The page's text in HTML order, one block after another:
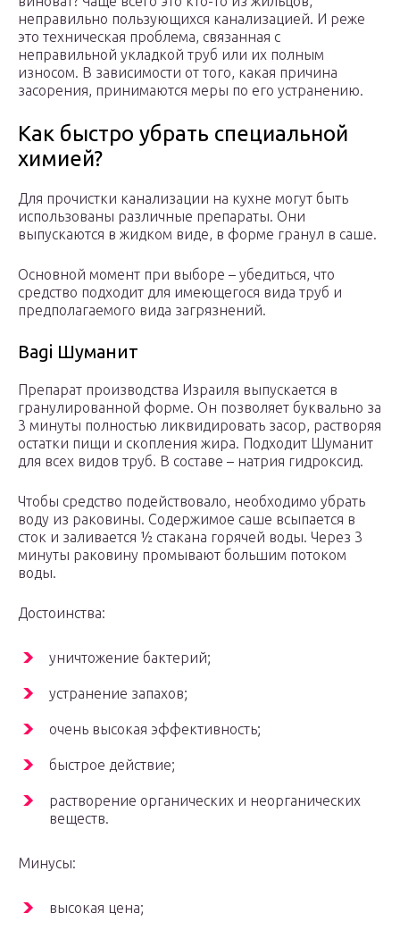
неправильно пользующихся канализацией. И реже
это техническая проблема, связанная с
неправильной укладкой труб или их полным
износом. В зависимости от того, какая причина
засорения, принимаются меры по его устранению.
Как быстро убрать специальной
химией?
Для прочистки канализации на кухне могут быть
использованы различные препараты. Они
выпускаются в жидком виде, в форме гранул в саше.
Основной момент при выборе – убедиться, что
средство подходит для имеющегося вида труб и
предполагаемого вида загрязнений.
Bagi Шуманит
Препарат производства Израиля выпускается в
гранулированной форме. Он позволяет буквально за
3 минуты полностью ликвидировать засор, растворяя
остатки пищи и скопления жира. Подходит Шуманит
для всех видов труб. В составе – натрия гидроксид.
Чтобы средство подействовало, необходимо убрать
воду из раковины. Содержимое саше всыпается в
сток и заливается ½ стакана горячей воды. Через 3
минуты раковину промывают большим потоком
воды.
Достоинства:
уничтожение бактерий;
устранение запахов;
очень высокая эффективность;
быстрое действие;
растворение органических и неорганических
веществ.
Минусы:
высокая цена;